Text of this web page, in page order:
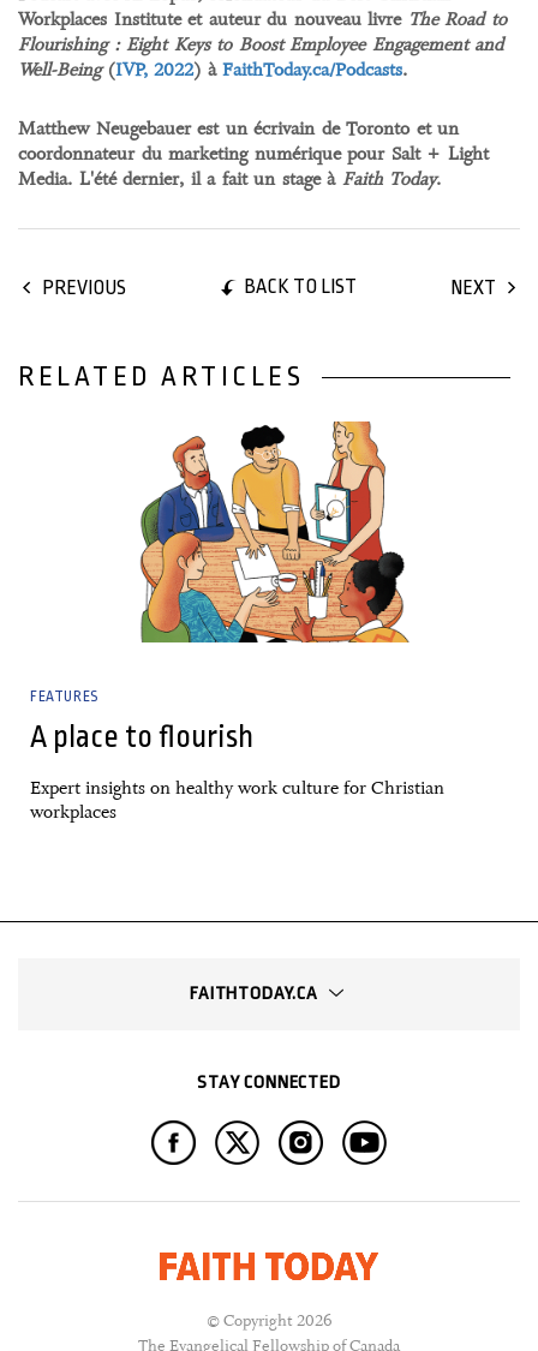
Workplaces Institute et auteur du nouveau livre The Road to
Flourishing : Eight Keys to Boost Employee Engagement and
Well-Being(IVP, 2022) à FaithToday.ca/Podcasts.
Matthew Neugebauerest un écrivain de Toronto et un
coordonnateur du marketing numérique pour Salt + Light
Media. L'été dernier, il a fait un stage à Faith Today.
PREVIOUS BACK TO LIST NEXT
RELATED ARTICLES
FEATURES
A place to flourish
Expert insights on healthy work culture for Christian
workplaces
FAITHTODAY.CA
STAY CONNECTED
© Copyright 2026
The Evangelical Fellowship of Canada